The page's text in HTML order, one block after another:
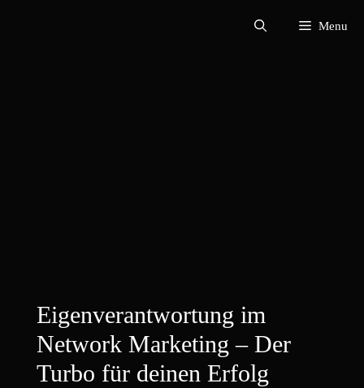
Menu
Eigenverantwortung im
Network Marketing – Der
Turbo für deinen Erfolg